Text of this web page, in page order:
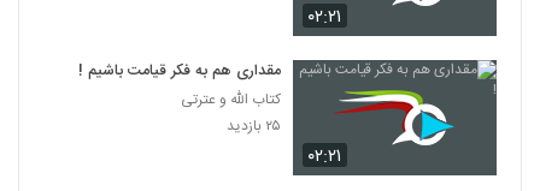
۰۲:۲۱
۰۲:۲۱
مقداری هم به فکر قیامت باشیم !
کتاب الله و عترتی
۲۵ بازدید